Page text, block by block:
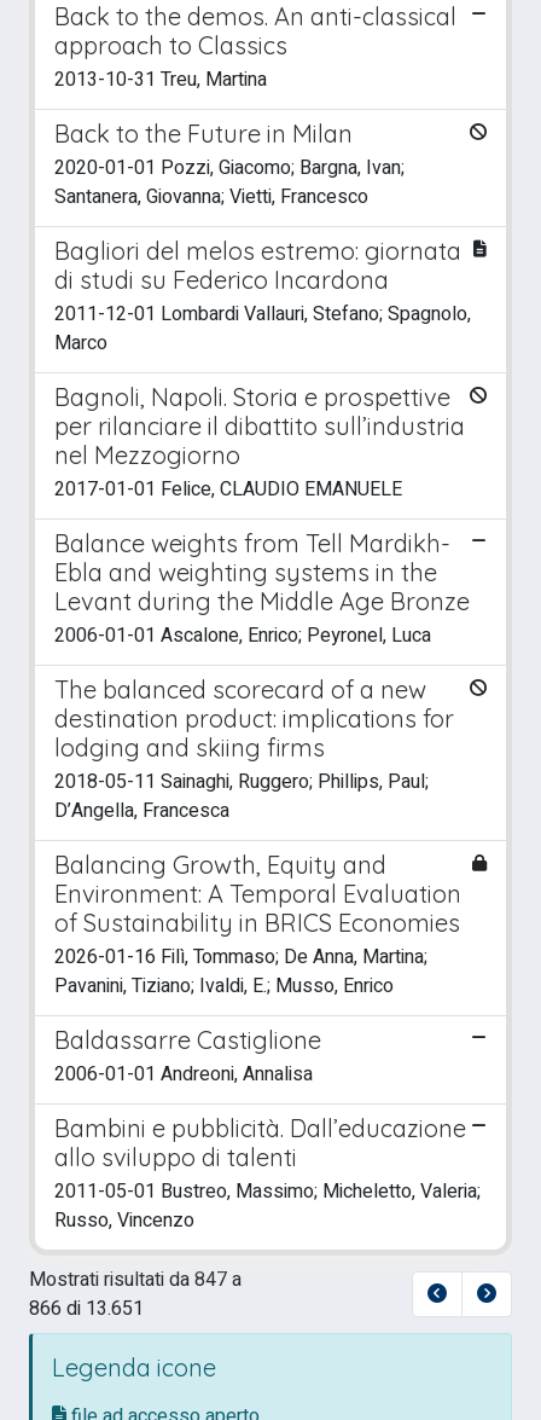
Back to the demos. An anti-classical
approach to Classics
2013-10-31 Treu, Martina
Back to the Future in Milan
2020-01-01 Pozzi, Giacomo; Bargna, Ivan;
Santanera, Giovanna; Vietti, Francesco
Bagliori del melos estremo: giornata
di studi su Federico Incardona
2011-12-01 Lombardi Vallauri, Stefano; Spagnolo,
Marco
Bagnoli, Napoli. Storia e prospettive
per rilanciare il dibattito sull’industria
nel Mezzogiorno
2017-01-01 Felice, CLAUDIO EMANUELE
Balance weights from Tell Mardikh-
Ebla and weighting systems in the
Levant during the Middle Age Bronze
2006-01-01 Ascalone, Enrico; Peyronel, Luca
The balanced scorecard of a new
destination product: implications for
lodging and skiing firms
2018-05-11 Sainaghi, Ruggero; Phillips, Paul;
D’Angella, Francesca
Balancing Growth, Equity and
Environment: A Temporal Evaluation
of Sustainability in BRICS Economies
2026-01-16 Filì, Tommaso; De Anna, Martina;
Pavanini, Tiziano; Ivaldi, E.; Musso, Enrico
Baldassarre Castiglione
2006-01-01 Andreoni, Annalisa
Bambini e pubblicità. Dall’educazione
allo sviluppo di talenti
2011-05-01 Bustreo, Massimo; Micheletto, Valeria;
Russo, Vincenzo
Mostrati risultati da 847 a
866 di 13.651
Legenda icone